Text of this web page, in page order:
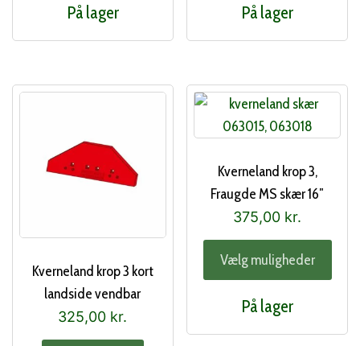
varianter.
kan
vælges
På lager
kan
på
På lager
Kverneland krop 3 kort
landside vendbar
325,00 kr.
Kverneland krop 3,
Fraugde MS skær 16″
375,00 kr.
Vælg muligheder
På lager